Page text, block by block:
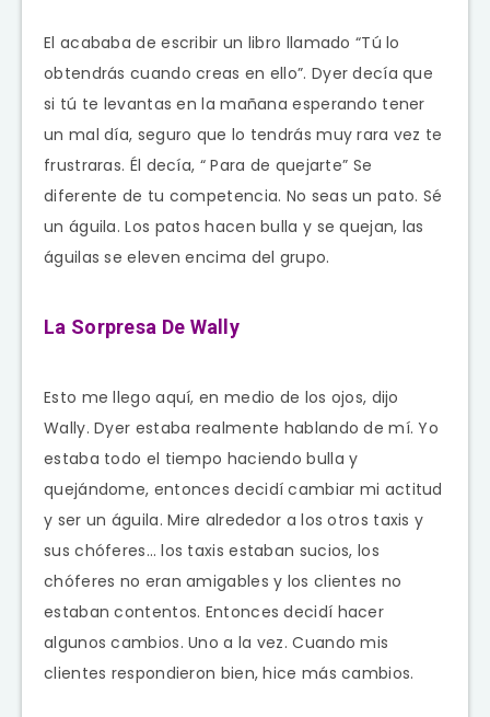
El acababa de escribir un libro llamado “Tú lo
obtendrás cuando creas en ello”. Dyer decía que
si tú te levantas en la mañana esperando tener
un mal día, seguro que lo tendrás muy rara vez te
frustraras. Él decía, “ Para de quejarte” Se
diferente de tu competencia. No seas un pato. Sé
un águila. Los patos hacen bulla y se quejan, las
águilas se eleven encima del grupo.
La Sorpresa De Wally
Esto me llego aquí, en medio de los ojos, dijo
Wally. Dyer estaba realmente hablando de mí. Yo
estaba todo el tiempo haciendo bulla y
quejándome, entonces decidí cambiar mi actitud
y ser un águila. Mire alrededor a los otros taxis y
sus chóferes… los taxis estaban sucios, los
chóferes no eran amigables y los clientes no
estaban contentos. Entonces decidí hacer
algunos cambios. Uno a la vez. Cuando mis
clientes respondieron bien, hice más cambios.